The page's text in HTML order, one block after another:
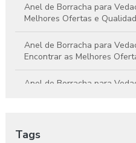
Anel de Borracha para
Melhores Ofertas e
Anel de Borracha para
Encontrar as Melhores
Anel de Borracha para
Tags